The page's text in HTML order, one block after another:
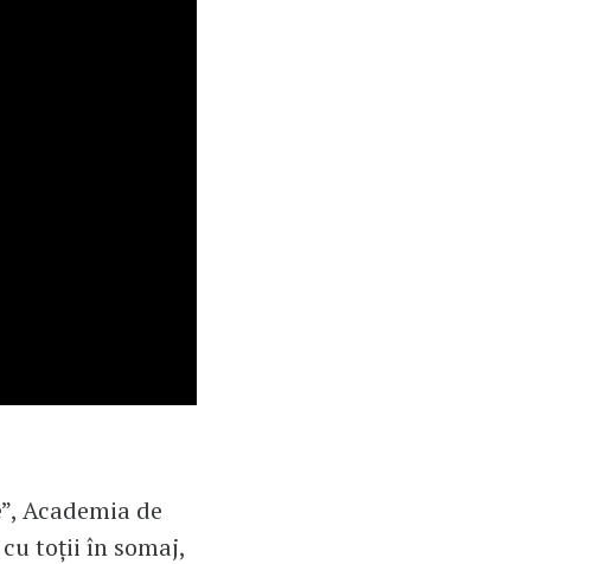
Academia de
toții în somaj,